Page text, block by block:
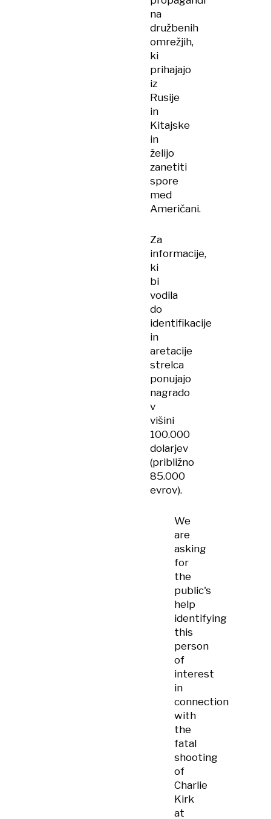
na
družbenih
omrežjih,
ki
prihajajo
iz
Rusije
in
Kitajske
in
želijo
zanetiti
spore
med
Američani.
Za
informacije,
ki
bi
vodila
do
identifikacije
in
aretacije
strelca
ponujajo
nagrado
v
višini
100.000
dolarjev
(približno
85.000
evrov).
We
are
asking
for
the
public's
help
identifying
this
person
of
interest
in
connection
with
the
fatal
shooting
of
Charlie
Kirk
at